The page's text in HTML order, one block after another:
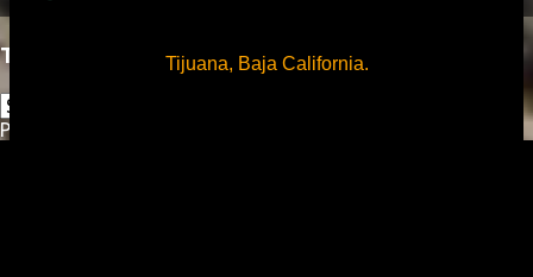
Translate
Powered by
Tijuana, Baja California.